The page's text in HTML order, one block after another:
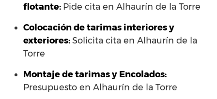
flotante: Pide cita en Alhaurín de la Torre
Colocación de tarimas interiores y
exteriores:Solicita cita en Alhaurín de la
Torre
Montaje de tarimas y Encolados:
Presupuesto en Alhaurín de la Torre